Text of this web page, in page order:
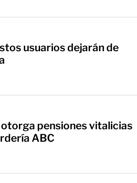
usuarios dejarán de
pensiones vitalicias
ABC